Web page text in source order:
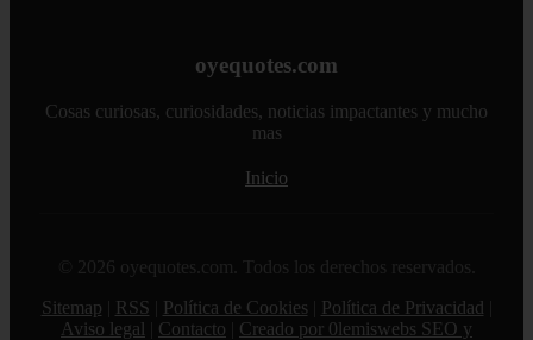
oyequotes.com
Cosas curiosas, curiosidades, noticias impactantes y mucho
mas
Inicio
© 2026 oyequotes.com. Todos los derechos reservados.
Sitemap
RSS Política de Cookies Política de Privacidad
Aviso legal
Contacto
Creado por 0lemiswebs SEO y